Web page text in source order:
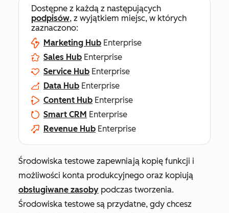
Dostępne z każdą z następujących
podpisów, z wyjątkiem miejsc, w których
zaznaczono:
Marketing Hub Enterprise
Sales Hub Enterprise
Service Hub Enterprise
Data Hub Enterprise
Content Hub Enterprise
Smart CRM Enterprise
Revenue Hub Enterprise
Środowiska testowe zapewniają kopię funkcji i
możliwości konta produkcyjnego oraz kopiują
obsługiwane zasoby podczas tworzenia.
Środowiska testowe są przydatne, gdy chcesz